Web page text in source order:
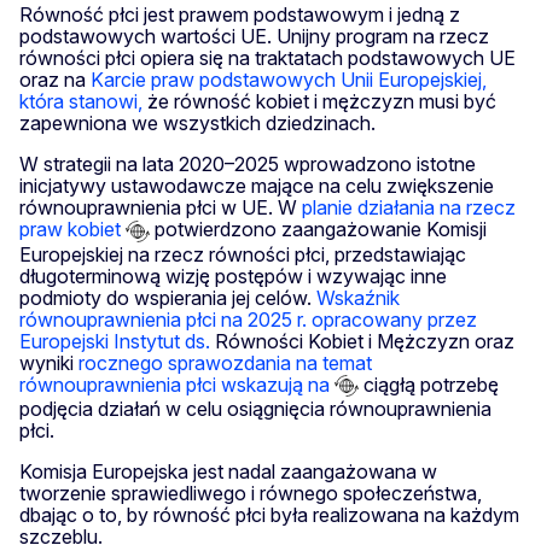
Równość płci jest prawem podstawowym i jedną z
podstawowych wartości UE. Unijny program na rzecz
równości płci opiera się na traktatach podstawowych UE
oraz na Karcie praw podstawowych Unii Europejskiej,
która stanowi, że równość kobiet i mężczyzn musi być
zapewniona we wszystkich dziedzinach.
W strategii na lata 2020–2025 wprowadzono istotne
inicjatywy ustawodawcze mające na celu zwiększenie
równouprawnienia płci w UE. W planie działania na rzecz
praw kobiet
potwierdzono zaangażowanie Komisji
Europejskiej na rzecz równości płci, przedstawiając
długoterminową wizję postępów i wzywając inne
podmioty do wspierania jej celów. Wskaźnik
równouprawnienia płci na 2025 r. opracowany przez
Europejski Instytut ds. Równości Kobiet i Mężczyzn oraz
wyniki rocznego sprawozdania na temat
równouprawnienia płci wskazują na
ciągłą potrzebę
podjęcia działań w celu osiągnięcia równouprawnienia
płci.
Komisja Europejska jest nadal zaangażowana w
tworzenie sprawiedliwego i równego społeczeństwa,
dbając o to, by równość płci była realizowana na każdym
szczeblu.